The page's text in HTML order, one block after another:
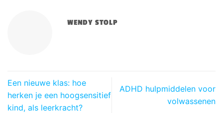
WENDY STOLP
Een nieuwe klas: hoe
herken je een hoogsensitief
kind, als leerkracht?
ADHD hulpmiddelen voor
volwassenen